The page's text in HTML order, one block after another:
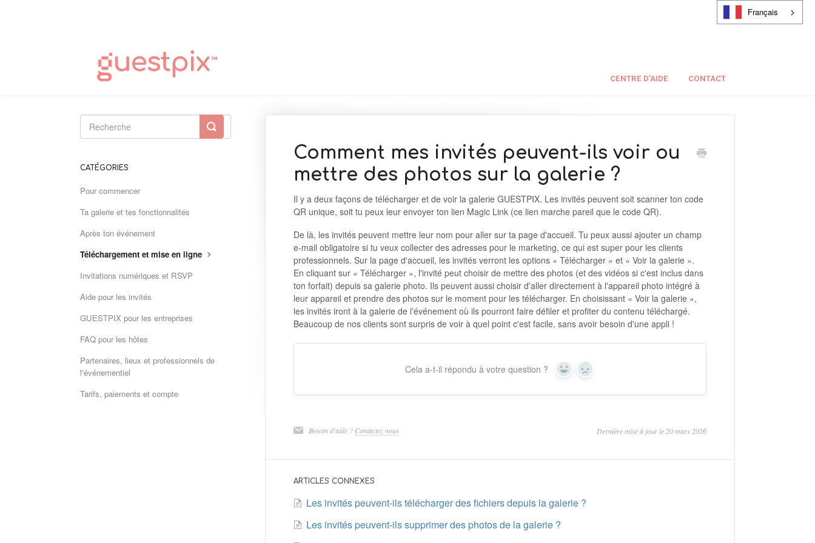
Français
CENTRE D'AIDE CONTACT
Comment mes invités peuvent-ils voir ou
mettre des photos sur la galerie ?
Il y a deux façons de télécharger et de voir la galerie GUESTPIX. Les invités peuvent soit scanner ton code
QR unique, soit tu peux leur envoyer ton lien Magic Link (ce lien marche pareil que le code QR).
De là, les invités peuvent mettre leur nom pour aller sur ta page d'accueil. Tu peux aussi ajouter un champ
e-mail obligatoire si tu veux collecter des adresses pour le marketing, ce qui est super pour les clients
professionnels. Sur la page d'accueil, les invités verront les options « Télécharger » et « Voir la galerie ».
En cliquant sur « Télécharger », l'invité peut choisir de mettre des photos (et des vidéos si c'est inclus dans
ton forfait) depuis sa galerie photo. Ils peuvent aussi choisir d'aller directement à l'appareil photo intégré à
leur appareil et prendre des photos sur le moment pour les télécharger. En choisissant « Voir la galerie »,
les invités iront à la galerie de l'événement où ils pourront faire défiler et profiter du contenu téléchargé.
Beaucoup de nos clients sont surpris de voir à quel point c'est facile, sans avoir besoin d'une appli !
Cela a-t-il répondu à votre question ? Oui Non
Besoin d'aide ? Contactez nous Dernière mise à jour le 20 mars 2026
ARTICLES CONNEXES
Les invités peuvent-ils télécharger des fichiers depuis la galerie ?
Les invités peuvent-ils supprimer des photos de la galerie ?
Toggle
Search
CATÉGORIES
Pour commencer
Ta galerie et tes fonctionnalités
Après ton événement
Téléchargement et mise en ligne
Invitations numériques et RSVP
Aide pour les invités
GUESTPIX pour les entreprises
FAQ pour les hôtes
Partenaires, lieux et professionnels de
l'événementiel
Tarifs, paiements et compte